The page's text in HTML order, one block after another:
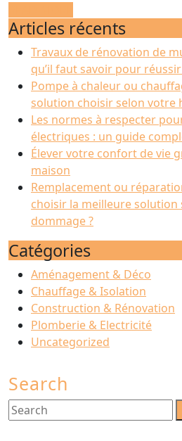
MORE
Articles récents
Travaux de rénovation de
qu’il faut savoir pour
Pompe à chaleur ou
solution choisir selon votre
Les normes à respecter
électriques : un guide
Élever votre confort de vie
maison
Remplacement ou
choisir la meilleure solution
dommage ?
Catégories
Aménagement & Déco
Chauffage & Isolation
Construction & Rénovation
Plomberie & Electricité
Uncategorized
Search
Search
for: